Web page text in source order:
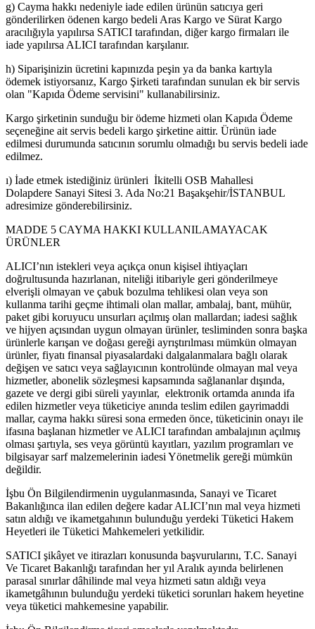
g) Cayma hakkı nedeniyle iade edilen ürünün satıcıya geri
gönderilirken ödenen kargo bedeli Aras Kargo ve Sürat Kargo
aracılığıyla yapılırsa SATICI tarafından, diğer kargo firmaları ile
iade yapılırsa ALICI tarafından karşılanır.
h) Siparişinizin ücretini kapınızda peşin ya da banka kartıyla
ödemek istiyorsanız, Kargo Şirketi tarafından sunulan ek bir servis
olan "Kapıda Ödeme servisini" kullanabilirsiniz.
Kargo şirketinin sunduğu bir ödeme hizmeti olan Kapıda Ödeme
seçeneğine ait servis bedeli kargo şirketine aittir. Ürünün iade
edilmesi durumunda satıcının sorumlu olmadığı bu servis bedeli iade
edilmez.
ı) İade etmek istediğiniz ürünleri İkitelli OSB Mahallesi
Dolapdere Sanayi Sitesi 3. Ada No:21 Başakşehir/İSTANBUL
adresimize gönderebilirsiniz.
MADDE 5 CAYMA HAKKI KULLANILAMAYACAK
ÜRÜNLER
ALICI’nın istekleri veya açıkça onun kişisel ihtiyaçları
doğrultusunda hazırlanan, niteliği itibariyle geri gönderilmeye
elverişli olmayan ve çabuk bozulma tehlikesi olan veya son
kullanma tarihi geçme ihtimali olan mallar, ambalaj, bant, mühür,
paket gibi koruyucu unsurları açılmış olan mallardan; iadesi sağlık
ve hijyen açısından uygun olmayan ürünler, tesliminden sonra başka
ürünlerle karışan ve doğası gereği ayrıştırılması mümkün olmayan
ürünler, fiyatı finansal piyasalardaki dalgalanmalara bağlı olarak
değişen ve satıcı veya sağlayıcının kontrolünde olmayan mal veya
hizmetler, abonelik sözleşmesi kapsamında sağlananlar dışında,
gazete ve dergi gibi süreli yayınlar, elektronik ortamda anında ifa
edilen hizmetler veya tüketiciye anında teslim edilen gayrimaddi
mallar, cayma hakkı süresi sona ermeden önce, tüketicinin onayı ile
ifasına başlanan hizmetler ve ALICI tarafından ambalajının açılmış
olması şartıyla, ses veya görüntü kayıtları, yazılım programları ve
bilgisayar sarf malzemelerinin iadesi Yönetmelik gereği mümkün
değildir.
İşbu Ön Bilgilendirmenin uygulanmasında, Sanayi ve Ticaret
Bakanlığınca ilan edilen değere kadar ALICI’nın mal veya hizmeti
satın aldığı ve ikametgahının bulunduğu yerdeki Tüketici Hakem
Heyetleri ile Tüketici Mahkemeleri yetkilidir.
SATICI şikâyet ve itirazları konusunda başvurularını, T.C. Sanayi
Ve Ticaret Bakanlığı tarafından her yıl Aralık ayında belirlenen
parasal sınırlar dâhilinde mal veya hizmeti satın aldığı veya
ikametgâhının bulunduğu yerdeki tüketici sorunları hakem heyetine
veya tüketici mahkemesine yapabilir.